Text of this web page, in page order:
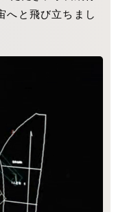
へと飛び立ちまし